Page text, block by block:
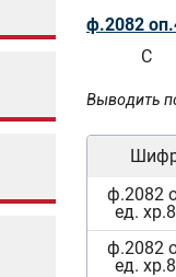
ф.2082
С
Выводить
ф.2082
ед.
ф.2082
ед.